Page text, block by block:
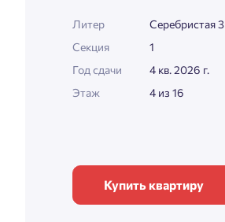
Литер
Серебристая 3
Секция
1
Год сдачи
4 кв. 2026 г.
Этаж
4 из 16
Купить квартиру